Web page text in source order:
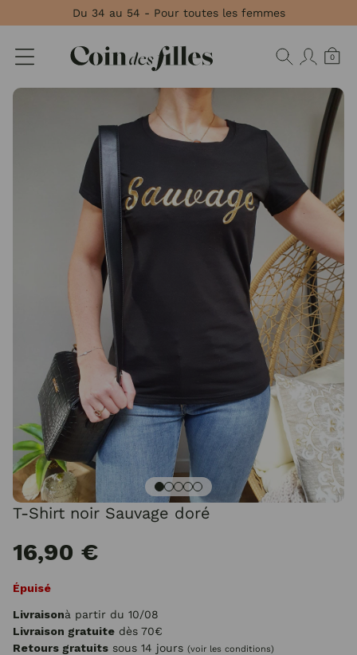
Du 34 au 54 - Pour toutes les femmes
0
T-Shirt noir Sauvage doré
16,90 €
Épuisé
Livraisonà partir du 10/08
Livraison gratuite dès 70€
Retours gratuits sous 14 jours (voir les conditions)
Panneau de gestion des cookies